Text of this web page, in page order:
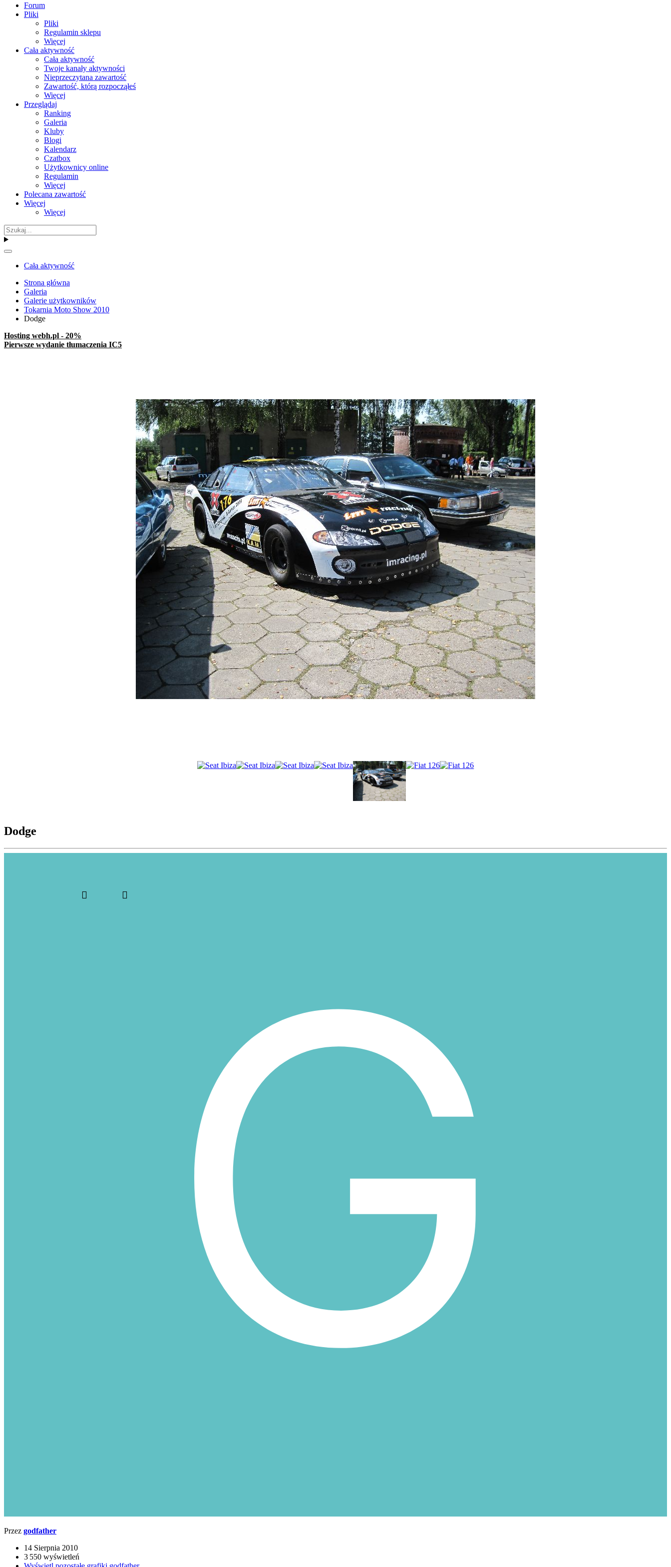
Forum
Pliki
Pliki
Regulamin sklepu
Więcej
Cała aktywność
Cała aktywność
Twoje kanały aktywności
Nieprzeczytana zawartość
Zawartość, którą rozpocząłeś
Więcej
Przeglądaj
Ranking
Galeria
Kluby
Blogi
Kalendarz
Czatbox
Użytkownicy online
Regulamin
Więcej
Polecana zawartość
Więcej
Więcej
Cała aktywność
Strona główna
Galeria
Galerie użytkowników
Tokarnia Moto Show 2010
Dodge
Hosting webh.pl - 20%
Pierwsze wydanie tłumaczenia IC5
Dodge
Przez godfather
14 Sierpnia 2010
3 550 wyświetleń